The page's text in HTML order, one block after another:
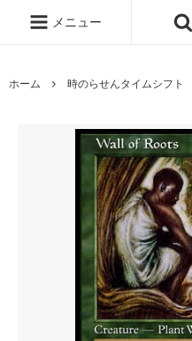
メニュー
ホーム 時のらせんタイムシフト